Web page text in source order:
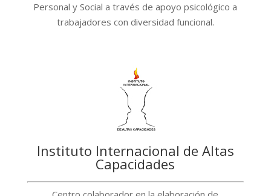
Personal y Social a través de apoyo psicológico a
trabajadores con diversidad funcional.
Instituto Internacional de Altas
Capacidades